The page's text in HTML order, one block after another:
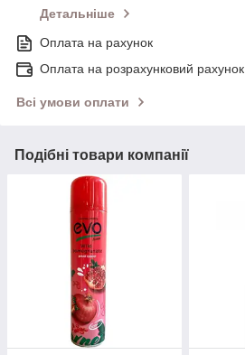
Детальніше
Оплата на рахунок
Оплата на розрахунковий рахунок
Всі умови оплати
Подібні товари компанії